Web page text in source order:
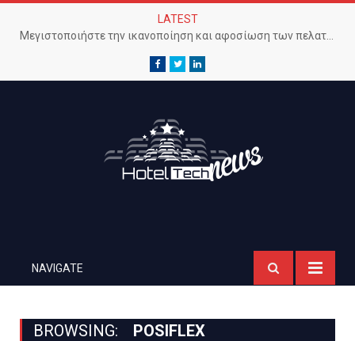
LATEST
Μεγιστοποιήστε την ικανοποίηση και αφοσίωση των πελατών με προηγμένο Wi-Fi δίκτυο
Facebook
TwitterLinkedIn
NAVIGATE
BROWSING: POSIFLEX